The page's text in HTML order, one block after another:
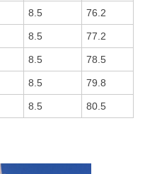
8.5 76.2
8.5 77.2
8.5 78.5
8.5 79.8
8.5 80.5